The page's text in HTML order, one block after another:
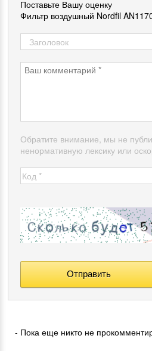
Поставьте Вашу оценку
Фильтр воздушный Nordfil
Обратите внимание, мы не
ненормативную лексику или
- Пока еще никто не